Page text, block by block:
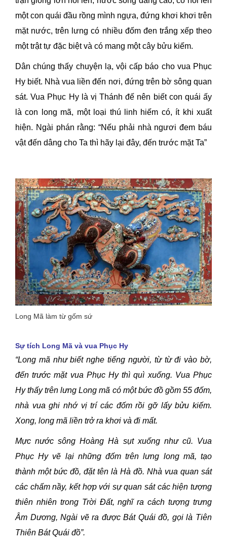
một con quái đầu rồng mình ngựa, đứng khơi khơi trên
mặt nước, trên lưng có nhiều đốm đen trắng xếp theo
một trật tự đặc biệt và có mang một cây bửu kiếm.
Dân chúng thấy chuyện lạ, vội cấp báo cho vua Phục
Hy biết. Nhà vua liền đến nơi, đứng trên bờ sông quan
sát. Vua Phục Hy là vị Thánh đế nên biết con quái ấy
là con long mã, một loại thú linh hiếm có, ít khi xuất
hiện. Ngài phán rằng: “Nếu phải nhà ngươi đem báu
vật đến dâng cho Ta thì hãy lại đây, đến trước mặt Ta”
Long Mã làm từ gốm sứ
Sự tích Long Mã và vua Phục Hy
“Long mã như biết nghe tiếng người, từ từ đi vào bờ,
đến trước mặt vua Phục Hy thì quì xuống. Vua Phục
Hy thấy trên lưng Long mã có một bức đồ gồm 55 đốm,
nhà vua ghi nhớ vị trí các đốm rồi gỡ lấy bửu kiếm.
Xong, long mã liền trở ra khơi và đi mất.
Mực nước sông Hoàng Hà sụt xuống như cũ. Vua
Phục Hy vẽ lại những đốm trên lưng long mã, tạo
thành một bức đồ, đặt tên là Hà đồ. Nhà vua quan sát
các chấm nầy, kết hợp với sự quan sát các hiện tượng
thiên nhiên trong Trời Đất, nghĩ ra cách tượng trưng
Âm Dương, Ngài vẽ ra được Bát Quái đồ, gọi là Tiên
Thiên Bát Quái đồ”.